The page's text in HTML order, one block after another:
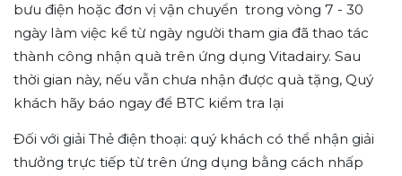
bưu điện hoặc đơn vị vận chuyển trong vòng 7 - 30
ngày làm việc kể từ ngày người tham gia đã thao tác
thành công nhận quà trên ứng dụng Vitadairy. Sau
thời gian này, nếu vẫn chưa nhận được quà tặng, Quý
khách hãy báo ngay để BTC kiểm tra lại
Đối với giải Thẻ điện thoại: quý khách có thể nhận giải
thưởng trực tiếp từ trên ứng dụng bằng cách nhấp